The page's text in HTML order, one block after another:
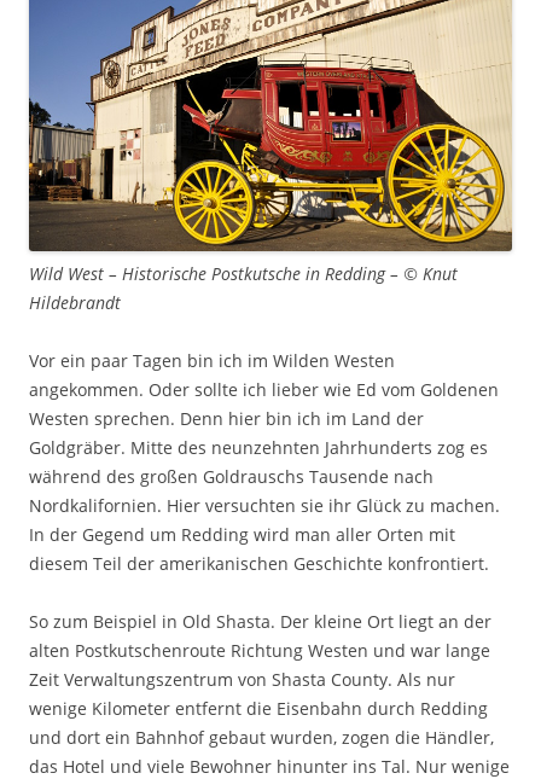
Wild West – Historische Postkutsche in Redding – © Knut
Hildebrandt
Vor ein paar Tagen bin ich im Wilden Westen
angekommen. Oder sollte ich lieber wie Ed vom Goldenen
Westen sprechen. Denn hier bin ich im Land der
Goldgräber. Mitte des neunzehnten Jahrhunderts zog es
während des großen Goldrauschs Tausende nach
Nordkalifornien. Hier versuchten sie ihr Glück zu machen.
In der Gegend um Redding wird man aller Orten mit
diesem Teil der amerikanischen Geschichte konfrontiert.
So zum Beispiel in Old Shasta. Der kleine Ort liegt an der
alten Postkutschenroute Richtung Westen und war lange
Zeit Verwaltungszentrum von Shasta County. Als nur
wenige Kilometer entfernt die Eisenbahn durch Redding
und dort ein Bahnhof gebaut wurden, zogen die Händler,
das Hotel und viele Bewohner hinunter ins Tal. Nur wenige